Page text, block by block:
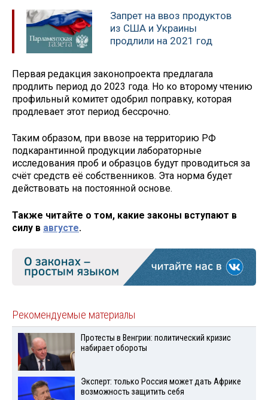
Запрет на ввоз продуктов
из США и Украины
продлили на 2021 год
Первая редакция законопроекта предлагала
продлить период до 2023 года. Но ко второму чтению
профильный комитет одобрил поправку, которая
продлевает этот период бессрочно.
Таким образом, при ввозе на территорию РФ
подкарантинной продукции лабораторные
исследования проб и образцов будут проводиться за
счёт средств её собственников. Эта норма будет
действовать на постоянной основе.
Также читайте о том, какие законы вступают в
силу в августе.
Рекомендуемые материалы
Протесты в Венгрии: политический кризис
набирает обороты
Эксперт: только Россия может дать Африке
возможность защитить себя